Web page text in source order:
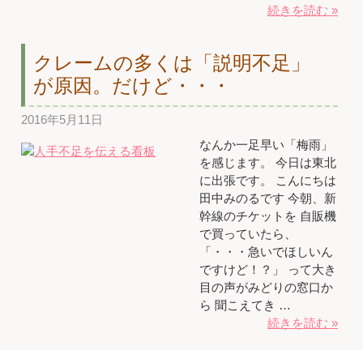
続きを読む »
クレームの多くは「説明不足」
が原因。だけど・・・
2016年5月11日
なんか一足早い「梅雨」
を感じます。 今日は東北
に出張です。 こんにちは
田中みのるです 今朝、新
幹線のチケットを 自販機
で買っていたら、
「・・・急いでほしいん
ですけど！？」 って大き
目の声がみどりの窓口か
ら 聞こえてき …
続きを読む »